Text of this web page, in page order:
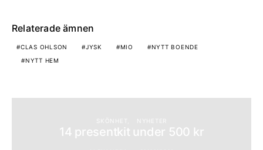
Relaterade ämnen
CLAS OHLSON JYSK MIO
NYTT BOENDE
NYTT HEM
NYHETER
14 presentkit under 500 kr